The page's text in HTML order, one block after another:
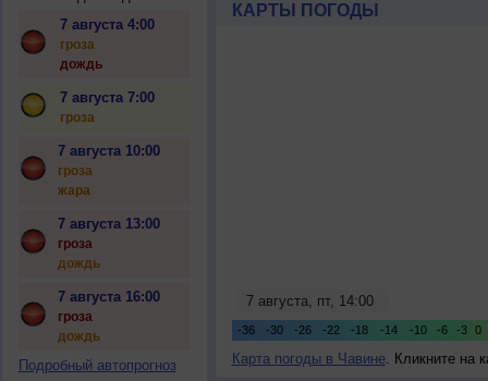
7 августа 4:00
гроза
дождь
7 августа 7:00
гроза
7 августа 10:00
гроза
жара
7 августа 13:00
гроза
дождь
7 августа 16:00
гроза
дождь
Подробный автопрогноз
КАРТЫ ПОГОДЫ
Карта погоды в Чавине. Кликните на